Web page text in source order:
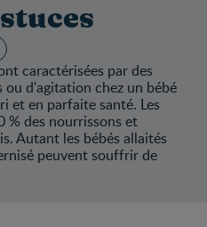
caractérisées par des
ou d'agitation chez un bébé
et en parfaite santé. Les
% des nourrissons et
Autant les bébés allaités
peuvent souffrir de